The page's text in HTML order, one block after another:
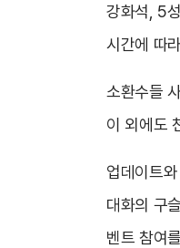
강화석, 5
시간에 따
소환수들
이 외에도
업데이트
대화의 구
벤트 참여